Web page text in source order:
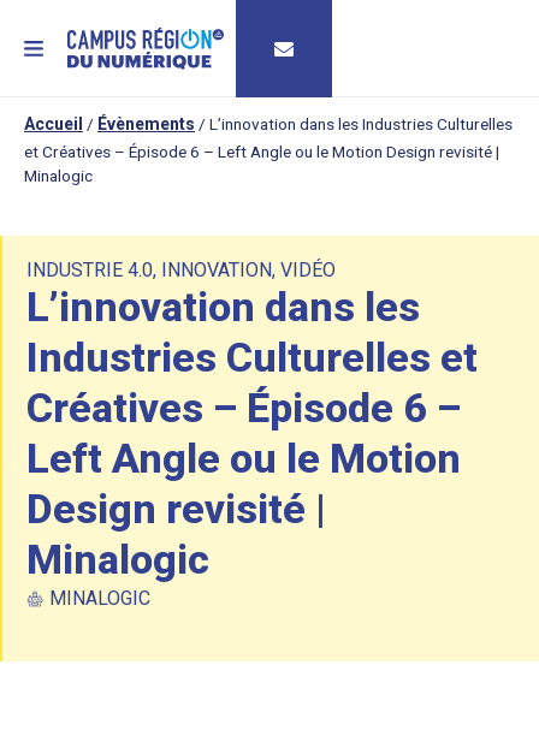
MENU
Accueil / Évènements / L’innovation dans les Industries Culturelles
et Créatives – Épisode 6 – Left Angle ou le Motion Design revisité |
Minalogic
INDUSTRIE 4.0, INNOVATION, VIDÉO
L’innovation dans les
Industries Culturelles et
Créatives – Épisode 6 –
Left Angle ou le Motion
Design revisité |
Minalogic
MINALOGIC